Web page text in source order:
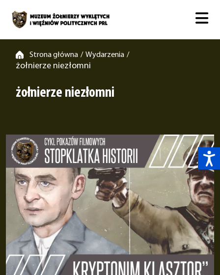
Strona główna / Wydarzenia /
żołnierze niezłomni
żołnierze niezłomni